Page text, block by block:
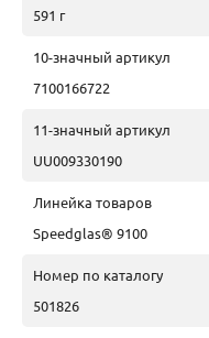
591 г
10-значный артикул
7100166722
11-значный артикул
UU009330190
Линейка товаров
Speedglas® 9100
Номер по каталогу
501826